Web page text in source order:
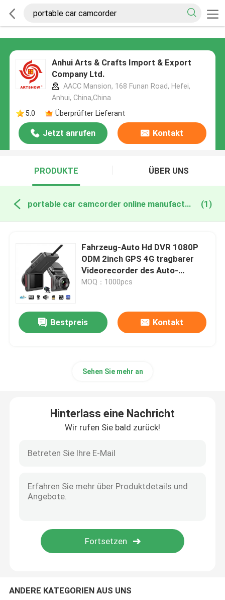
Anhui Arts & Crafts Import & Export
Company Ltd.
AACC Mansion, 168 Funan Road, Hefei,
Anhui, China,China
5.0
Überprüfter Lieferant
Jetzt anrufen Kontakt
PRODUKTE ÜBER UNS
portable car camcorder online manufacture (1)
Fahrzeug-Auto Hd DVR 1080P
ODM 2inch GPS 4G tragbarer
Videorecorder des Auto-
Kamerarecorder-MDVR
MOQ：1000pcs
Bestpreis Kontakt
Sehen Sie mehr an
Hinterlass eine Nachricht
Wir rufen Sie bald zurück!
ANDERE KATEGORIEN AUS UNS